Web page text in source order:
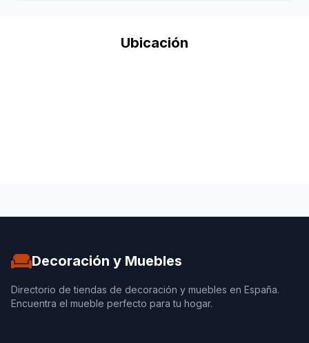
Ubicación
Decoración y Muebles
Directorio de tiendas de decoración y muebles en España.
Encuentra el mueble perfecto para tu hogar.